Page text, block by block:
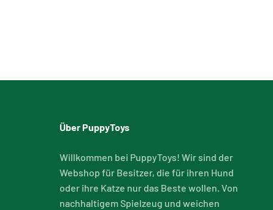
Über PuppyToys
Willkommen bei PuppyToys! Wir sind der
Webshop für Besitzer, die für ihren Hund
oder ihre Katze nur das Beste wollen. Von
nachhaltigem Spielzeug und weichen